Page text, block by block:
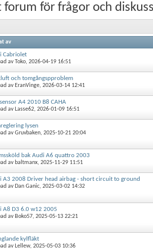
för frågor och
av
Cabriolet
avToko, 2026-04-19 16:51
och tomgångspproblem
av EranVinge, 2026-03-14 12:41
A4 2010 B8 CAHA
av Lasse62, 2026-01-09 16:51
lysen
avGruvbaken, 2025-10-21 20:04
bak Audi A6 quattro 2003
av baltmanx, 2025-11-29 11:51
A3 2008 Driver head airbag - short circuit to ground
av Dan Ganic, 2025-03-02 14:32
A8 D3 6.0 w12 2005
av Boko57, 2025-05-13 22:21
kylfläkt
av Lellew, 2025-05-03 10:36